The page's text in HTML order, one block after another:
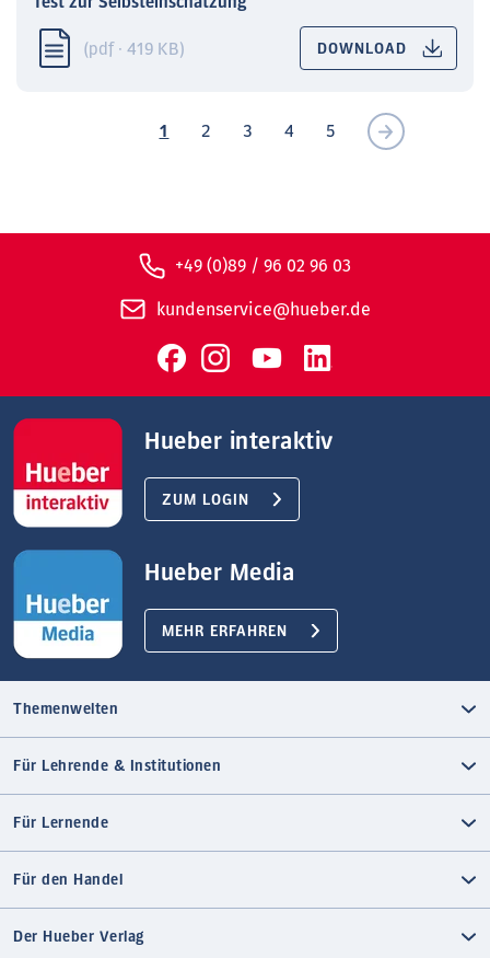
(pdf · 419 KB) DOWNLOAD
1 2 3 4 5
+49 (0)89 / 96 02 96 03
kundenservice@hueber.de
Hueber interaktiv
ZUM LOGIN
Hueber Media
MEHR ERFAHREN
Themenwelten
Für Lehrende & Institutionen
Für Lernende
Für den Handel
Der Hueber Verlag